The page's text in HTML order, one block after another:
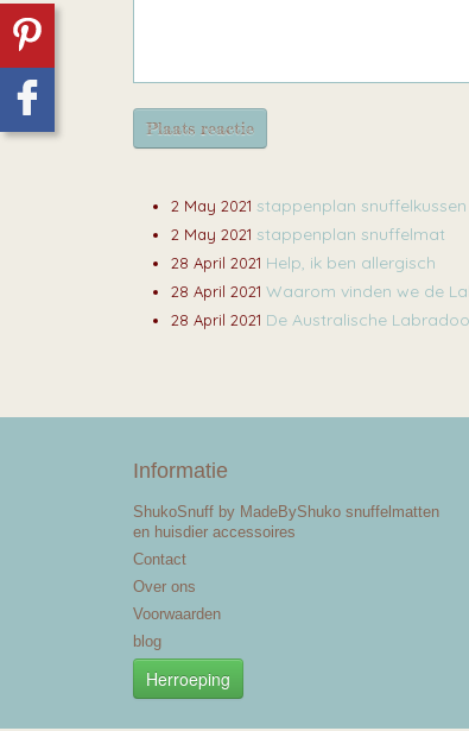
Plaats reactie
2 May 2021 stappenplan snuffelkussen
2 May 2021 stappenplan snuffelmat
28 April 2021 Help, ik ben allergisch
28 April 2021 Waarom vinden we de
28 April 2021 De Australische
Informatie
ShukoSnuff by MadeByShuko snuffelmatten
en huisdier accessoires
Contact
Over ons
Voorwaarden
blog
Herroeping